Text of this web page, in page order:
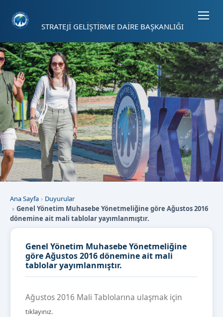
STRATEJİ GELİŞTİRME DAİRE BAŞKANLIĞI
Ana Sayfa
Duyurular
Genel Yönetim Muhasebe Yönetmeliğine göre Ağustos 2016
dönemine ait mali tablolar yayımlanmıştır.
Genel Yönetim Muhasebe Yönetmeliğine
göre Ağustos 2016 dönemine ait mali
tablolar yayımlanmıştır.
Ağustos 2016 Mali Tablolarına ulaşmak için
tıklayınız.